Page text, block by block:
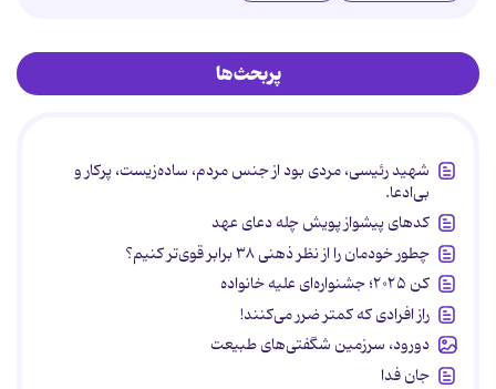
پربحث‌ها
شهید رئیسی، مردی بود از جنس مردم، ساده‌زیست، پرکار و
بی‌ادعا.
کدهای پیشواز پویش چله دعای عهد
چطور خودمان را از نظر ذهنی ۳۸ برابر قوی‌تر کنیم؟
کن ۲۰۲۵؛ جشنواره‌ای علیه خانواده
راز افرادی که کمتر ضرر می‌کنند!
دورود، سرزمین شگفتی‌های طبیعت
جان فدا